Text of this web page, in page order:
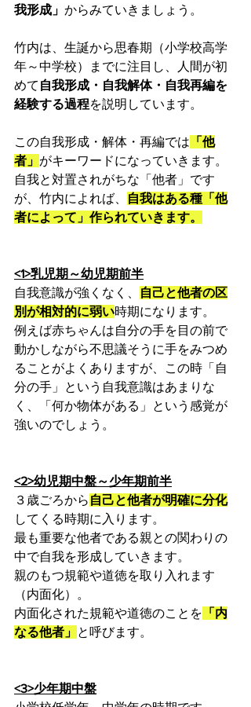
我形成」 からみていきましょう。
竹内は、生誕から思春期（小学校高学
年～中学校）までに注目し、人間が初
めて 自我形成・自我解体・自我再編を
経験する過程を説明しています。
この自我形成・解体・再編では 「他
者」 がキーワードになっていきます。
自我と対置されがちな「他者」です
が、竹内によれば、
自我はある種「他
者によって」作られていきます。
<1>乳児期～幼児期前半
自我意識が強くなく、
自己と他者の区
別が相対的に弱い時期になります。
例えば赤ちゃんは自分の手を目の前で
動かしながら不思議そうに手をみつめ
ることがよくありますが、この時「自
分の手」という自我意識はあまりな
く、「何か物体がある」という感覚が
強いのでしょう。
<2>幼児期中盤～少年期前半
３歳ごろから 自己と他者が明確に分化
してくる時期に入ります。
最も重要な他者である親との関わりの
中で自我を形成していきます。
親のもつ規範や道徳を取り入れます
（内面化）。
内面化された規範や道徳のことを 「内
なる他者」 と呼びます。
<3>少年期中盤